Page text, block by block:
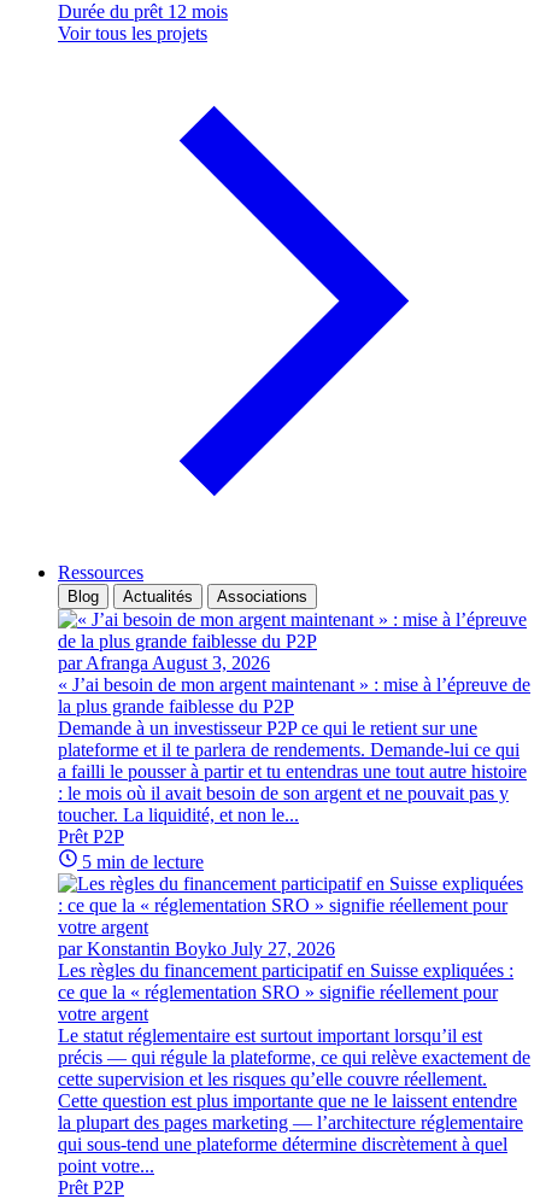
Durée du prêt 12 mois
Voir tous les projets
Ressources
Blog Actualités Associations
par Afranga August 3, 2026
« J’ai besoin de mon argent maintenant » : mise à l’épreuve de
la plus grande faiblesse du P2P
Demande à un investisseur P2P ce qui le retient sur une
plateforme et il te parlera de rendements. Demande-lui ce qui
a failli le pousser à partir et tu entendras une tout autre histoire
: le mois où il avait besoin de son argent et ne pouvait pas y
toucher. La liquidité, et non le...
Prêt P2P
5 min de lecture
par Konstantin Boyko July 27, 2026
Les règles du financement participatif en Suisse expliquées :
ce que la « réglementation SRO » signifie réellement pour
votre argent
Le statut réglementaire est surtout important lorsqu’il est
précis — qui régule la plateforme, ce qui relève exactement de
cette supervision et les risques qu’elle couvre réellement.
Cette question est plus importante que ne le laissent entendre
la plupart des pages marketing — l’architecture réglementaire
qui sous-tend une plateforme détermine discrètement à quel
point votre...
Prêt P2P